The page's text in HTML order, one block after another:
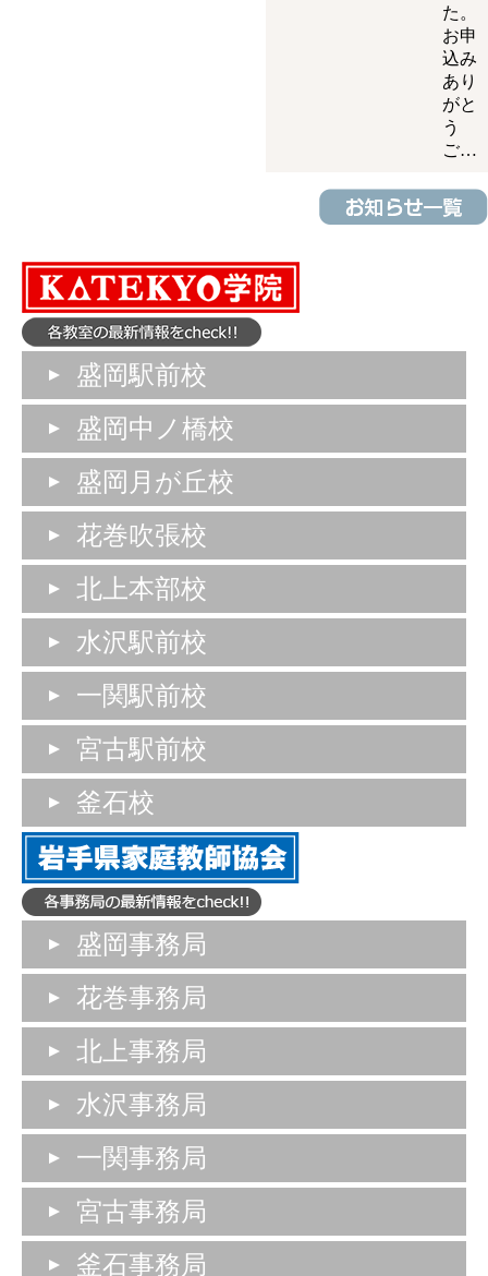
た。
お申
込み
あり
がと
う
ご…
盛岡駅前校
盛岡中ノ橋校
盛岡月が丘校
花巻吹張校
北上本部校
水沢駅前校
一関駅前校
宮古駅前校
釜石校
盛岡事務局
花巻事務局
北上事務局
水沢事務局
一関事務局
宮古事務局
釜石事務局